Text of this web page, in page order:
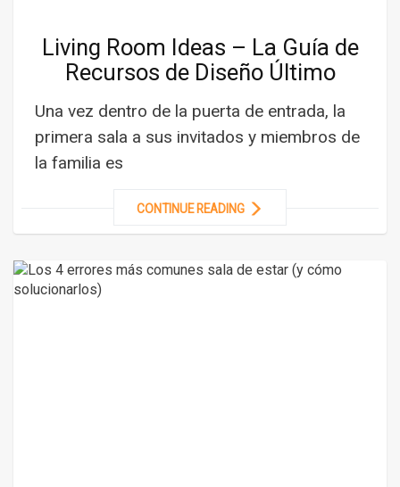
Living Room Ideas – La Guía de
Recursos de Diseño Último
Una vez dentro de la puerta de entrada, la
primera sala a sus invitados y miembros de
la familia es
CONTINUE READING